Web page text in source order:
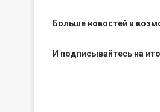
Больше новостей и
И подписывайтесь на